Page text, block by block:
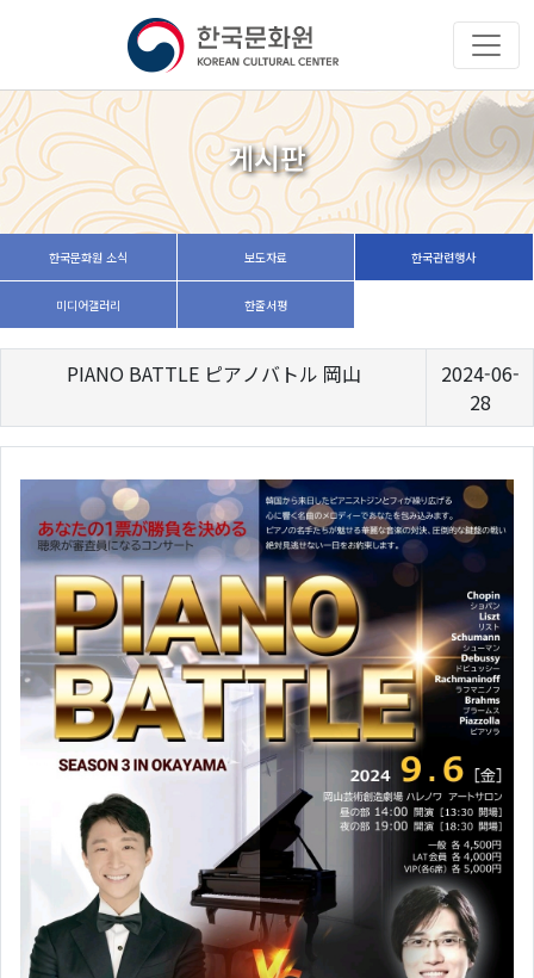
게시판
한국문화원 소식 보도자료 한국관련행사
미디어갤러리 한줄서평
PIANO BATTLE ピアノバトル 岡山
2024-06-
28